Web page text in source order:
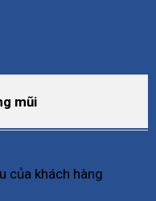
mũi
của khách hàng